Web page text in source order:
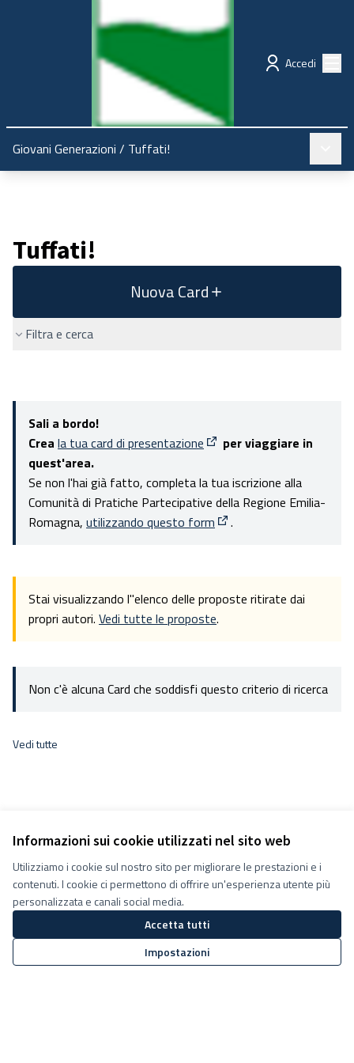
Informazioni sui cookie utilizzati nel sito web
Utilizziamo i cookie sul nostro sito per migliorare le prestazioni e i
contenuti. I cookie ci permettono di offrire un'esperienza utente più
personalizzata e canali social media.
Accetta tutti
Impostazioni
Regione Emilia-Romagna Partecipazione
Accedi
Giovani Generazioni / Tuffati!
Tuffati!
Nuova Card
Filtra e cerca
Sali a bordo!
Crea la tua card di presentazione
(Apre in una nuova scheda)
per viaggiare in
quest'area.
Se non l'hai già fatto, completa la tua iscrizione alla
Comunità di Pratiche Partecipative della Regione Emilia-
Romagna, utilizzando questo form .
Stai visualizzando l''elenco delle proposte ritirate dai
propri autori. Vedi tutte le proposte.
Non c'è alcuna Card che soddisfi questo criterio di ricerca
Vedi tutte